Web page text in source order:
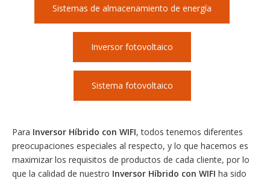
Sistemas de almacenamiento de energía
Inversor fotovoltaico
Sistema fotovoltaico
Para Inversor Híbrido con WIFI, todos tenemos diferentes
preocupaciones especiales al respecto, y lo que hacemos es
maximizar los requisitos de productos de cada cliente, por lo
que la calidad de nuestro Inversor Híbrido con WIFI ha sido